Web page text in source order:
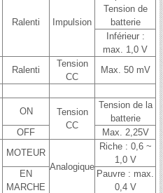
Ralenti Impulsion
Tension de
batterie
Inférieur :
max. 1,0 V
Ralenti
Tension
CC
Max. 50 mV
ON
Tension
CC
Tension de la
batterie
OFF
Max. 2,25V
MOTEUR
Analogique
Riche : 0,6 ~
1,0 V
EN
MARCHE
Pauvre : max.
0,4 V